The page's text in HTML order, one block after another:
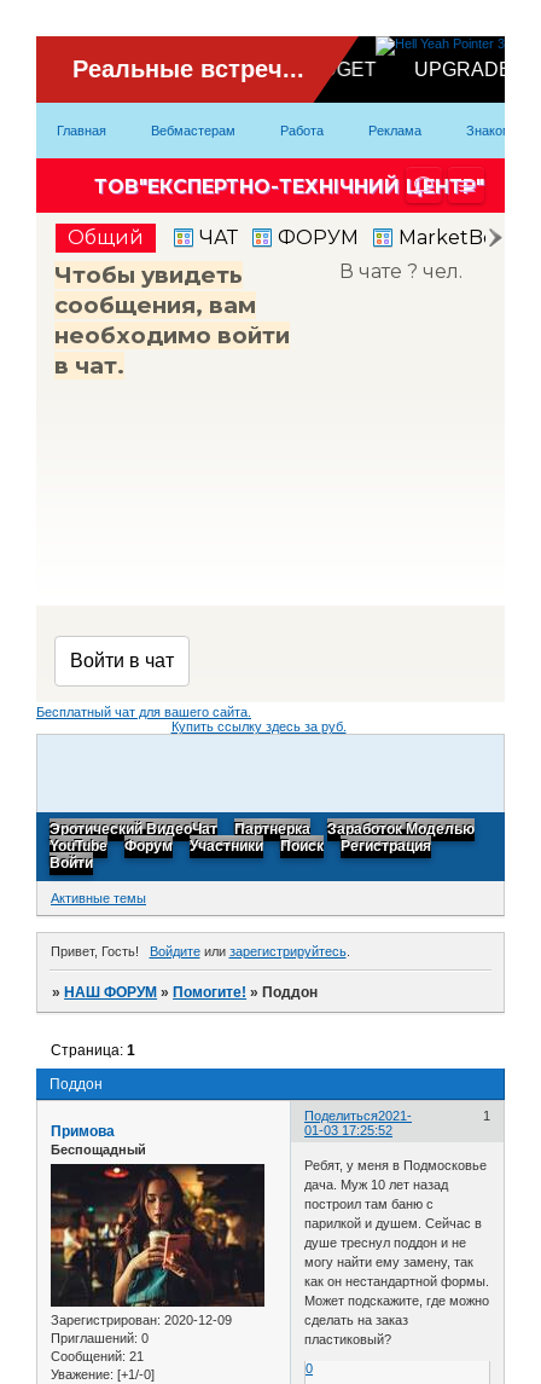
Главная Вебмастерам Работа Реклама Знакомство
Бесплатный чат для вашего сайта.
Купить ссылку здесь за руб.
Эротический ВидеоЧат Партнерка
Заработок Моделью
YouTube
Форум Участники Поиск
Регистрация
Войти
Активные темы
Привет, Гость! Войдитеили зарегистрируйтесь.
»НАШ ФОРУМ »Помогите! »Поддон
Поддон
Страница:1
Поделиться 1
2021-
01-03 17:25:52
Примова
Беспощадный
Зарегистрирован: 2020-12-09
Приглашений: 0
Сообщений: 21
Уважение: [+1/-0]
Ребят, у меня в Подмосковье
дача. Муж 10 лет назад
построил там баню с
парилкой и душем. Сейчас в
душе треснул поддон и не
могу найти ему замену, так
как он нестандартной формы.
Может подскажите, где можно
сделать на заказ
пластиковый?
0
ВидеоЧат
Партнерка
Модели
Контакты